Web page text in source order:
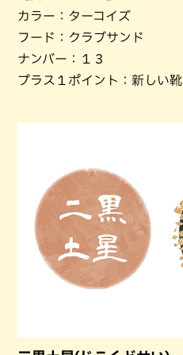
カラー：ターコイズ
フード：クラブサンド
ナンバー：１３
プラス１ポイント：新しい靴